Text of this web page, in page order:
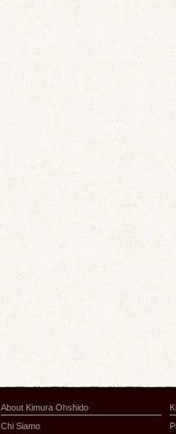
About Kimura Ohshido
Chi Siamo